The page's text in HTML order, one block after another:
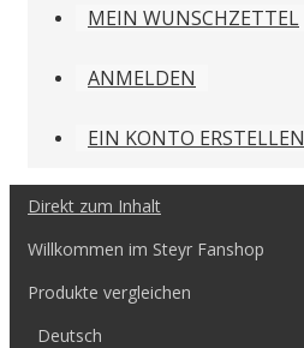
MEIN WUNSCHZETTEL
ANMELDEN
EIN KONTO ERSTELLEN
Direkt zum Inhalt
Willkommen im Steyr Fanshop
Produkte vergleichen
Deutsch